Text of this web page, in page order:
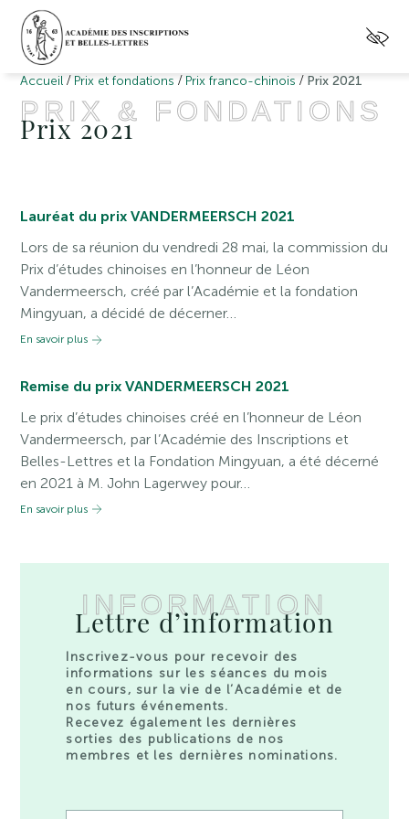
Accueil / Prix et fondations / Prix franco-chinois / Prix 2021
PRIX & FONDATIONS
Prix 2021
Lauréat du prix VANDERMEERSCH 2021
Lors de sa réunion du vendredi 28 mai, la commission du
Prix d’études chinoises en l’honneur de Léon
Vandermeersch, créé par l’Académie et la fondation
Mingyuan, a décidé de décerner…
En savoir plus
Remise du prix VANDERMEERSCH 2021
Le prix d’études chinoises créé en l’honneur de Léon
Vandermeersch, par l’Académie des Inscriptions et
Belles-Lettres et la Fondation Mingyuan, a été décerné
en 2021 à M. John Lagerwey pour…
En savoir plus
INFORMATION
Lettre d’information
Inscrivez-vous pour recevoir des
informations sur les séances du mois
en cours, sur la vie de l’Académie et de
nos futurs événements.
Recevez également les dernières
sorties des publications de nos
membres et les dernières nominations.